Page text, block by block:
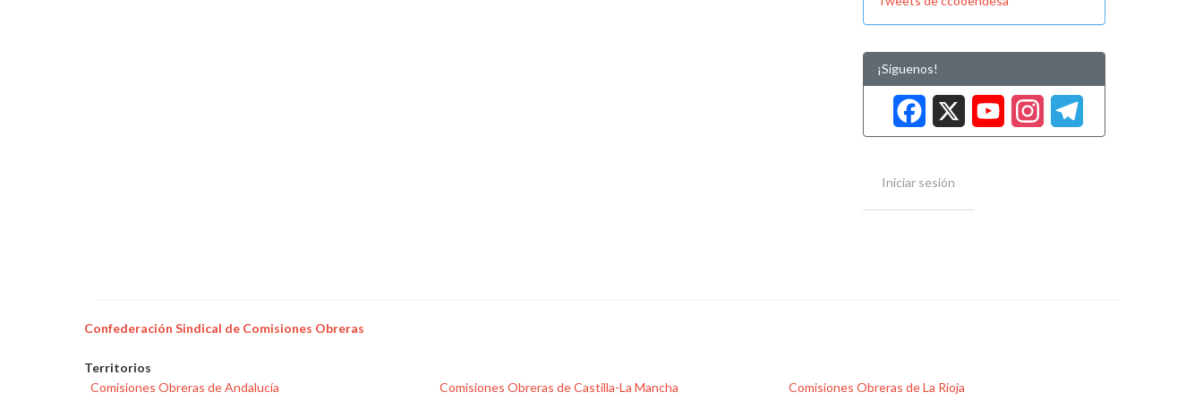
¡Síguenos!
Facebook
XYouTube
Iniciar sesión
Confederación Sindical de Comisiones Obreras
Territorios
Comisiones Obreras de Andalucía
Comisiones Obreras de Castilla-La Mancha
Comisiones Obreras de La Rioja